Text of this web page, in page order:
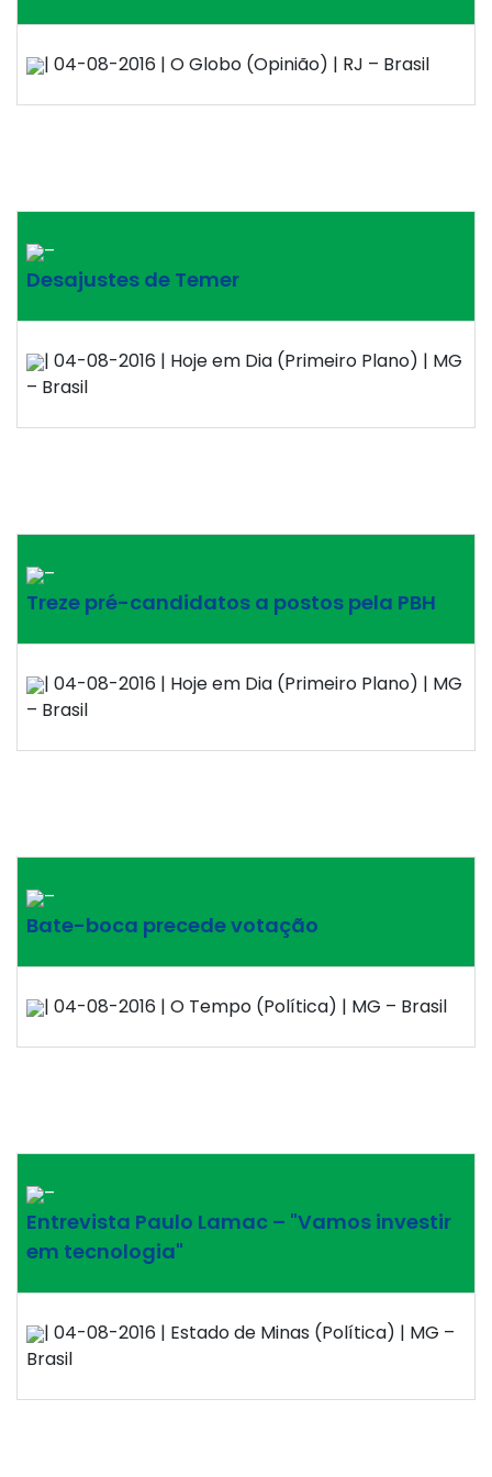
| 04-08-2016 | O Globo (Opinião) | RJ – Brasil
–
Desajustes de Temer
| 04-08-2016 | Hoje em Dia (Primeiro Plano) | MG
– Brasil
–
Treze pré-candidatos a postos pela PBH
| 04-08-2016 | Hoje em Dia (Primeiro Plano) | MG
– Brasil
–
Bate-boca precede votação
| 04-08-2016 | O Tempo (Política) | MG – Brasil
–
Entrevista Paulo Lamac – "Vamos investir
em tecnologia"
| 04-08-2016 | Estado de Minas (Política) | MG –
Brasil